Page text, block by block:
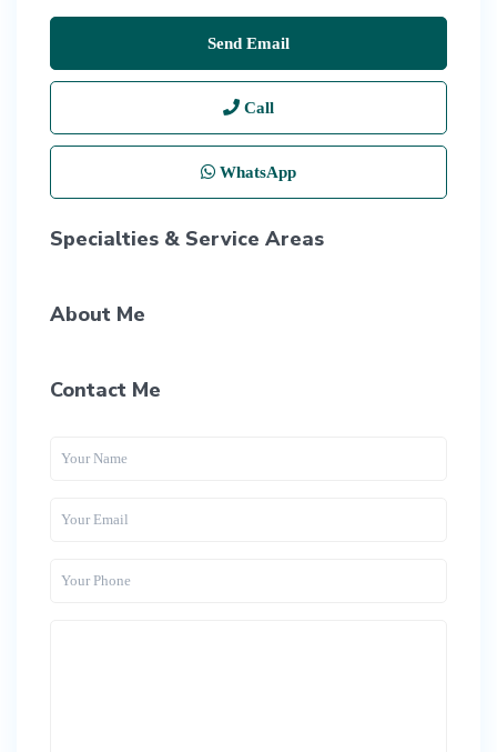
Send Email
Call
WhatsApp
Specialties & Service Areas
About Me
Contact Me